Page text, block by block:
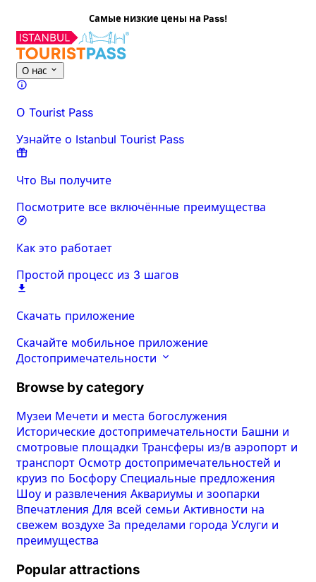
О нас
О Tourist Pass
Узнайте о Istanbul Tourist Pass
Что Вы получите
Посмотрите все включённые преимущества
Как это работает
Простой процесс из 3 шагов
Скачать приложение
Скачайте мобильное приложение
Достопримечательности
Browse by category
Музеи Мечети и места богослужения
Исторические достопримечательности Башни и
смотровые площадки Трансферы из/в аэропорт и
транспорт Осмотр достопримечательностей и
круиз по Босфору Специальные предложения
Шоу и развлечения Аквариумы и зоопарки
Впечатления Для всей семьи Активности на
свежем воздухе За пределами города Услуги и
преимущества
Popular attractions